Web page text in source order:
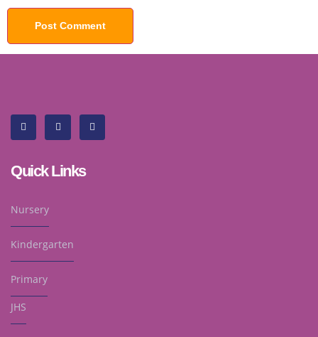
Quick Links
Nursery
Kindergarten
Primary
JHS